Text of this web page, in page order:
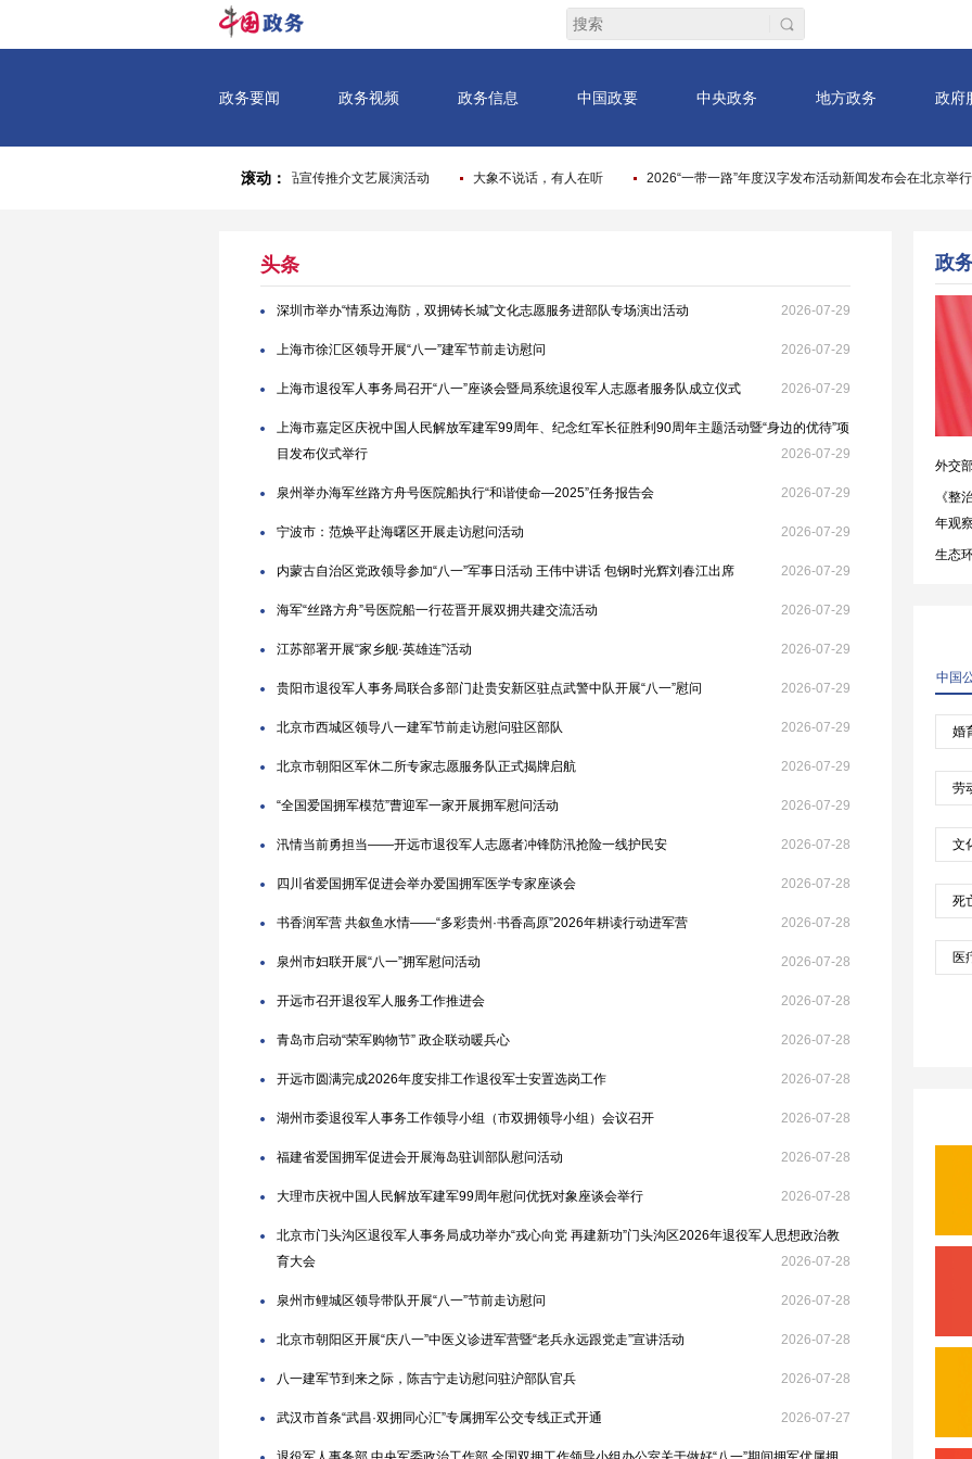
头条
深圳市举办“情系边海防，双拥铸长城”文化志愿服务进部队专场演出活动 2026-07-29
上海市徐汇区领导开展“八一”建军节前走访慰问 2026-07-29
上海市退役军人事务局召开“八一”座谈会暨局系统退役军人志愿者服务队成立仪式 2026-07-29
上海市嘉定区庆祝中国人民解放军建军99周年、纪念红军长征胜利90周年主题活动暨“身边的优待”项
目发布仪式举行
2026-07-29
泉州举办海军丝路方舟号医院船执行“和谐使命—2025”任务报告会 2026-07-29
宁波市：范焕平赴海曙区开展走访慰问活动 2026-07-29
内蒙古自治区党政领导参加“八一”军事日活动 王伟中讲话 包钢时光辉刘春江出席 2026-07-29
海军“丝路方舟”号医院船一行莅晋开展双拥共建交流活动 2026-07-29
江苏部署开展“家乡舰·英雄连”活动 2026-07-29
贵阳市退役军人事务局联合多部门赴贵安新区驻点武警中队开展“八一”慰问 2026-07-29
北京市西城区领导八一建军节前走访慰问驻区部队 2026-07-29
北京市朝阳区军休二所专家志愿服务队正式揭牌启航 2026-07-29
“全国爱国拥军模范”曹迎军一家开展拥军慰问活动 2026-07-29
汛情当前勇担当——开远市退役军人志愿者冲锋防汛抢险一线护民安 2026-07-28
四川省爱国拥军促进会举办爱国拥军医学专家座谈会 2026-07-28
书香润军营 共叙鱼水情——“多彩贵州·书香高原”2026年耕读行动进军营 2026-07-28
泉州市妇联开展“八一”拥军慰问活动 2026-07-28
开远市召开退役军人服务工作推进会 2026-07-28
青岛市启动“荣军购物节” 政企联动暖兵心 2026-07-28
开远市圆满完成2026年度安排工作退役军士安置选岗工作 2026-07-28
湖州市委退役军人事务工作领导小组（市双拥领导小组）会议召开 2026-07-28
福建省爱国拥军促进会开展海岛驻训部队慰问活动 2026-07-28
大理市庆祝中国人民解放军建军99周年慰问优抚对象座谈会举行 2026-07-28
北京市门头沟区退役军人事务局成功举办“戎心向党 再建新功”门头沟区2026年退役军人思想政治教
育大会
2026-07-28
泉州市鲤城区领导带队开展“八一”节前走访慰问 2026-07-28
北京市朝阳区开展“庆八一”中医义诊进军营暨“老兵永远跟党走”宣讲活动 2026-07-28
八一建军节到来之际，陈吉宁走访慰问驻沪部队官兵 2026-07-28
武汉市首条“武昌·双拥同心汇”专属拥军公交专线正式开通 2026-07-27